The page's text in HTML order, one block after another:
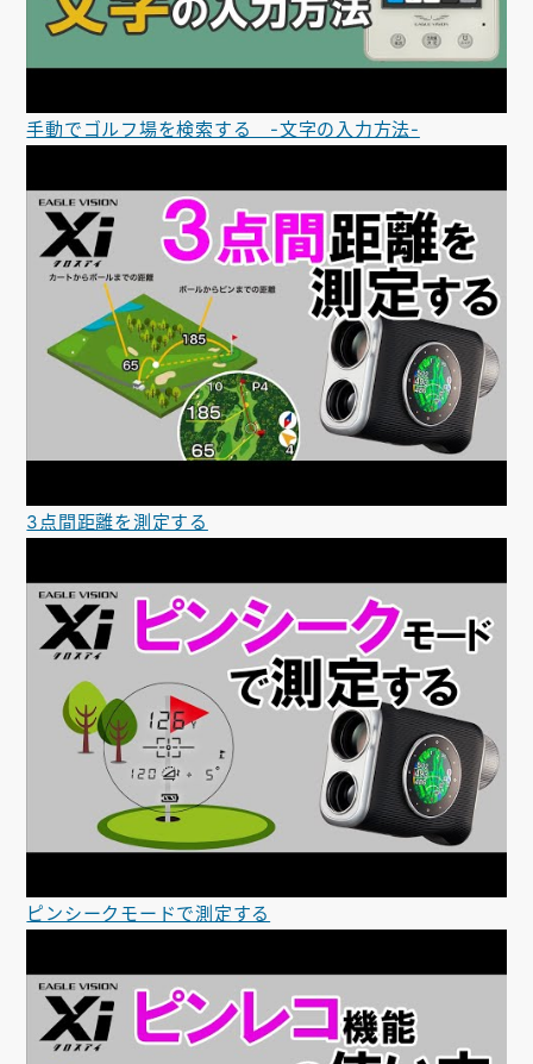
手動でゴルフ場を検索する -文字の入力方法-
3点間距離を測定する
ピンシークモードで測定する